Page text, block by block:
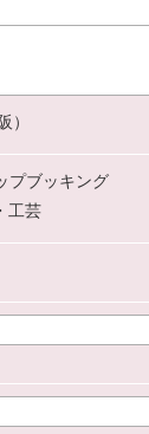
）
プブッキング
工芸